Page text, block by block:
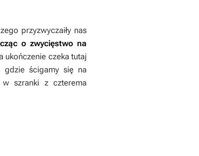
przyzwyczaiły nas
o zwycięstwo na
ukończenie czeka tutaj
gdzie ścigamy się na
szranki z czterema